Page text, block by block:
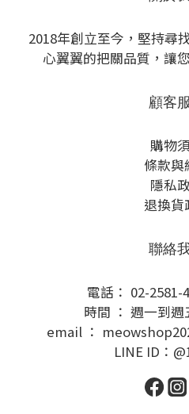
2018年創立至今，堅持尋
心翼翼的把關品質，讓
顧客
購物
條款與
隱私
退換貨
聯絡
電話： 02-2581-
時間 ： 週一到週
email ：
LINE ID：